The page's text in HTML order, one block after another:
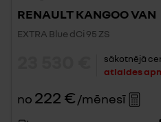
RENAULT KANGOO VAN
EXTRA Blue dCi 95 ZS
sākotnējā
atlaides
no 222 € /mēnesī